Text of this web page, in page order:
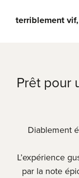
terriblement
Prêt pour
Diablement
L’expérience
par la note